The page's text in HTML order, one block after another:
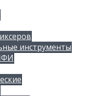
инструменты